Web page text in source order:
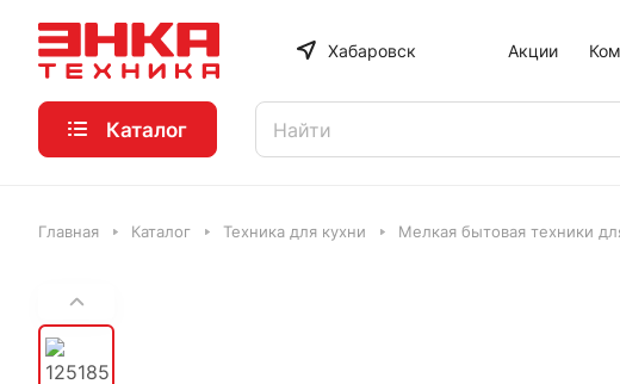
Хабаровск Акции
Каталог
Главная Каталог Техника для кухни Мелкая бытовая техники